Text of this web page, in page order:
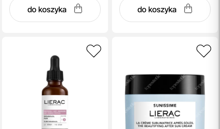
do koszyka do koszyka